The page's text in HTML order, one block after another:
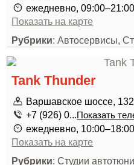
ежедневно, 09:00–21:00
Показать на карте
Рубрики: Автосервисы,
Tank Thunder
Варшавское шоссе,
+7 (926) 0...Показать
ежедневно, 10:00–18:00
Показать на карте
Рубрики: Студии